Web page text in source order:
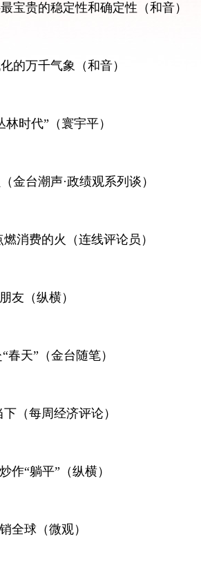
宝贵的稳定性和确定性（和音）
的万千气象（和音）
时代”（寰宇平）
金台潮声·政绩观系列谈）
消费的火（连线评论员）
友（纵横）
春天”（金台随笔）
（每周经济评论）
作“躺平”（纵横）
全球（微观）